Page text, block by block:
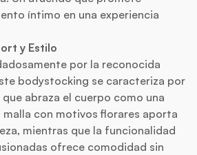
íntimo en una experiencia
y Estilo
por la reconocida
bodystocking se caracteriza por
abraza el cuerpo como una
malla con motivos florares aporta
mientras que la funcionalidad
ofrece comodidad sin